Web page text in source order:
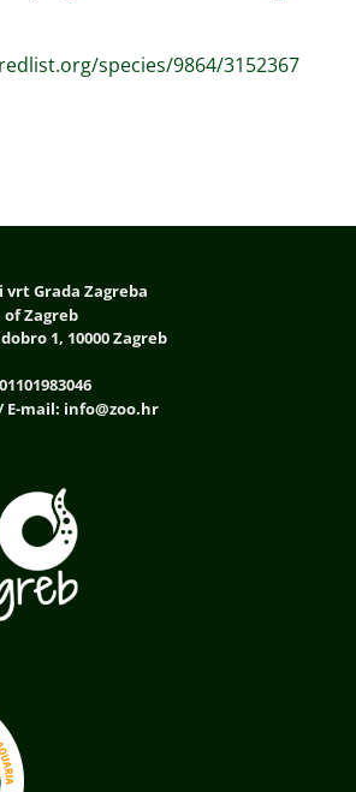
species/9864/3152367
vrt Grada Zagreba
of Zagreb
1, 10000 Zagreb
E-mail: info@zoo.hr